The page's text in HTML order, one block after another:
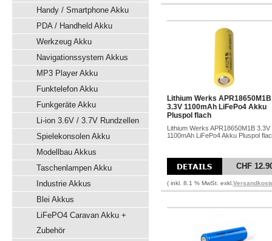
Handy / Smartphone Akku
PDA / Handheld Akku
Werkzeug Akku
Navigationssystem Akkus
MP3 Player Akku
Funktelefon Akku
Funkgeräte Akku
Li-ion 3.6V / 3.7V Rundzellen
Spielekonsolen Akku
Modellbau Akkus
Taschenlampen Akku
Industrie Akkus
Blei Akkus
LiFePO4 Caravan Akku +
Zubehör
Lithium Werks APR18650M1B
3.3V 1100mAh LiFePo4 Akku
Pluspol flach
Lithium Werks APR18650M1B 3.3V
1100mAh LiFePo4 Akku Pluspol
CHF
( inkl. 8.1 % MwSt. exkl.